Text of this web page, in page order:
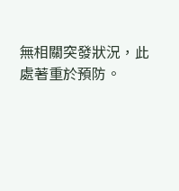
無相關突發狀況，此
處著重於預防。